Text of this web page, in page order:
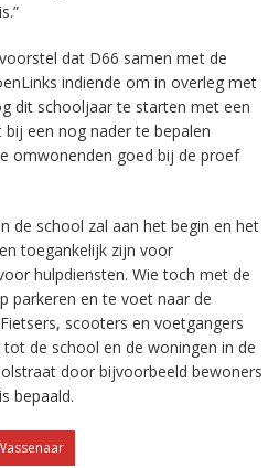
dat D66 samen met de
indiende om in overleg met
dit schooljaar te starten met een
een nog nader te bepalen
omwonenden goed bij de proef
de school zal aan het begin en het
toegankelijk zijn voor
hulpdiensten. Wie toch met de
parkeren en te voet naar de
scooters en voetgangers
de school en de woningen in de
door bijvoorbeeld bewoners
bepaald.